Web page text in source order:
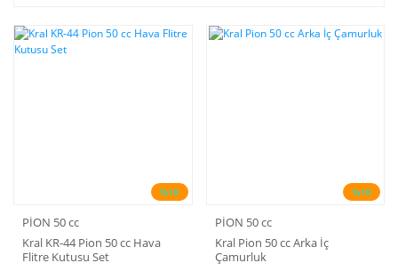
%10
PİON 50 cc
Kral KR-44 Pion 50 cc Hava
Flitre Kutusu Set
%10
PİON 50 cc
Kral Pion 50 cc Arka İç
Çamurluk